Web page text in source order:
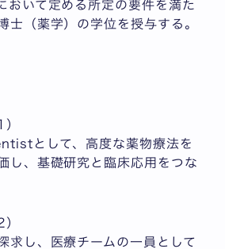
おいて定める所定の要件を満た
士（薬学）の学位を授与する。
として、高度な薬物療法を
し、基礎研究と臨床応用をつな
求し、医療チームの一員として